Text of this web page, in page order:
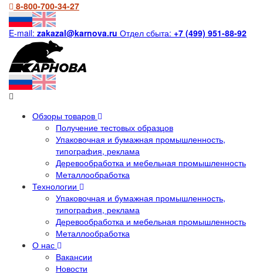
8-800-700-34-27
E-mail: zakazal@karnova.ru Отдел сбыта: +7 (499) 951-88-92
Обзоры товаров
Получение тестовых образцов
Упаковочная и бумажная промышленность,
типография, реклама
Деревообработка и мебельная промышленность
Металлообработка
Технологии
Упаковочная и бумажная промышленность,
типография, реклама
Деревообработка и мебельная промышленность
Металлообработка
О нас
Вакансии
Новости